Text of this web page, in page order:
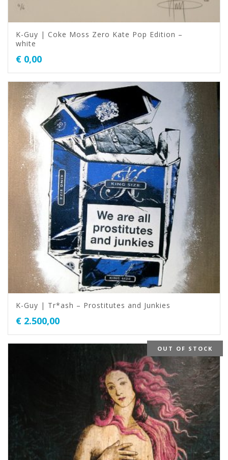
K-Guy | Coke Moss Zero Kate Pop Edition –
white
€ 0,00
K-Guy | Tr*ash – Prostitutes and Junkies
€ 2.500,00
OUT OF STOCK